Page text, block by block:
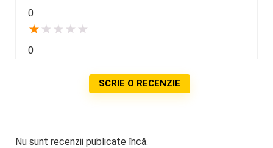
0
★ ★ ★ ★ ★
0
SCRIE O RECENZIE
Nu sunt recenzii publicate încă.